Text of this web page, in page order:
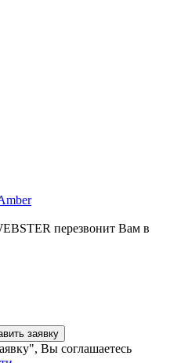
перезвонит Вам в
заявку
Вы соглашаетесь